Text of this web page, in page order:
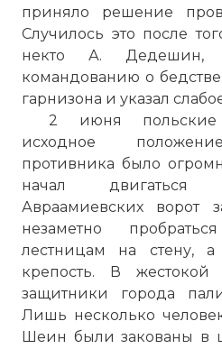
приняло решение
Случилось это после
некто А. Дедешин,
командованию о
гарнизона и указал
2 июня польские
исходное
противника было
начал
Авраамиевских ворот
незаметно
лестницам на стену, а
крепость. В жестокой
защитники города
Лишь несколько
Шеин были закованы в